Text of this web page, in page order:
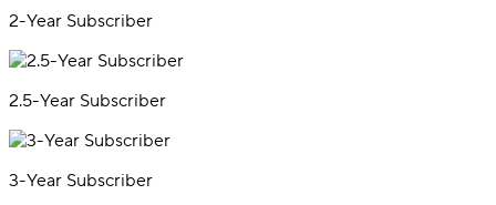
2-Year Subscriber
2.5-Year Subscriber
3-Year Subscriber